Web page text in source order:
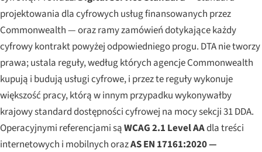
projektowania dla cyfrowych usług finansowanych przez
Commonwealth — oraz ramy zamówień dotykające każdy
cyfrowy kontrakt powyżej odpowiedniego progu. DTA nie tworzy
prawa; ustala reguły, według których agencje Commonwealth
kupują i budują usługi cyfrowe, i przez te reguły wykonuje
większość pracy, którą w innym przypadku wykonywałby
krajowy standard dostępności cyfrowej na mocy sekcji 31 DDA.
Operacyjnymi referencjami sąWCAG 2.1 Level AAdla treści
internetowych i mobilnych orazAS EN 17161:2020 —